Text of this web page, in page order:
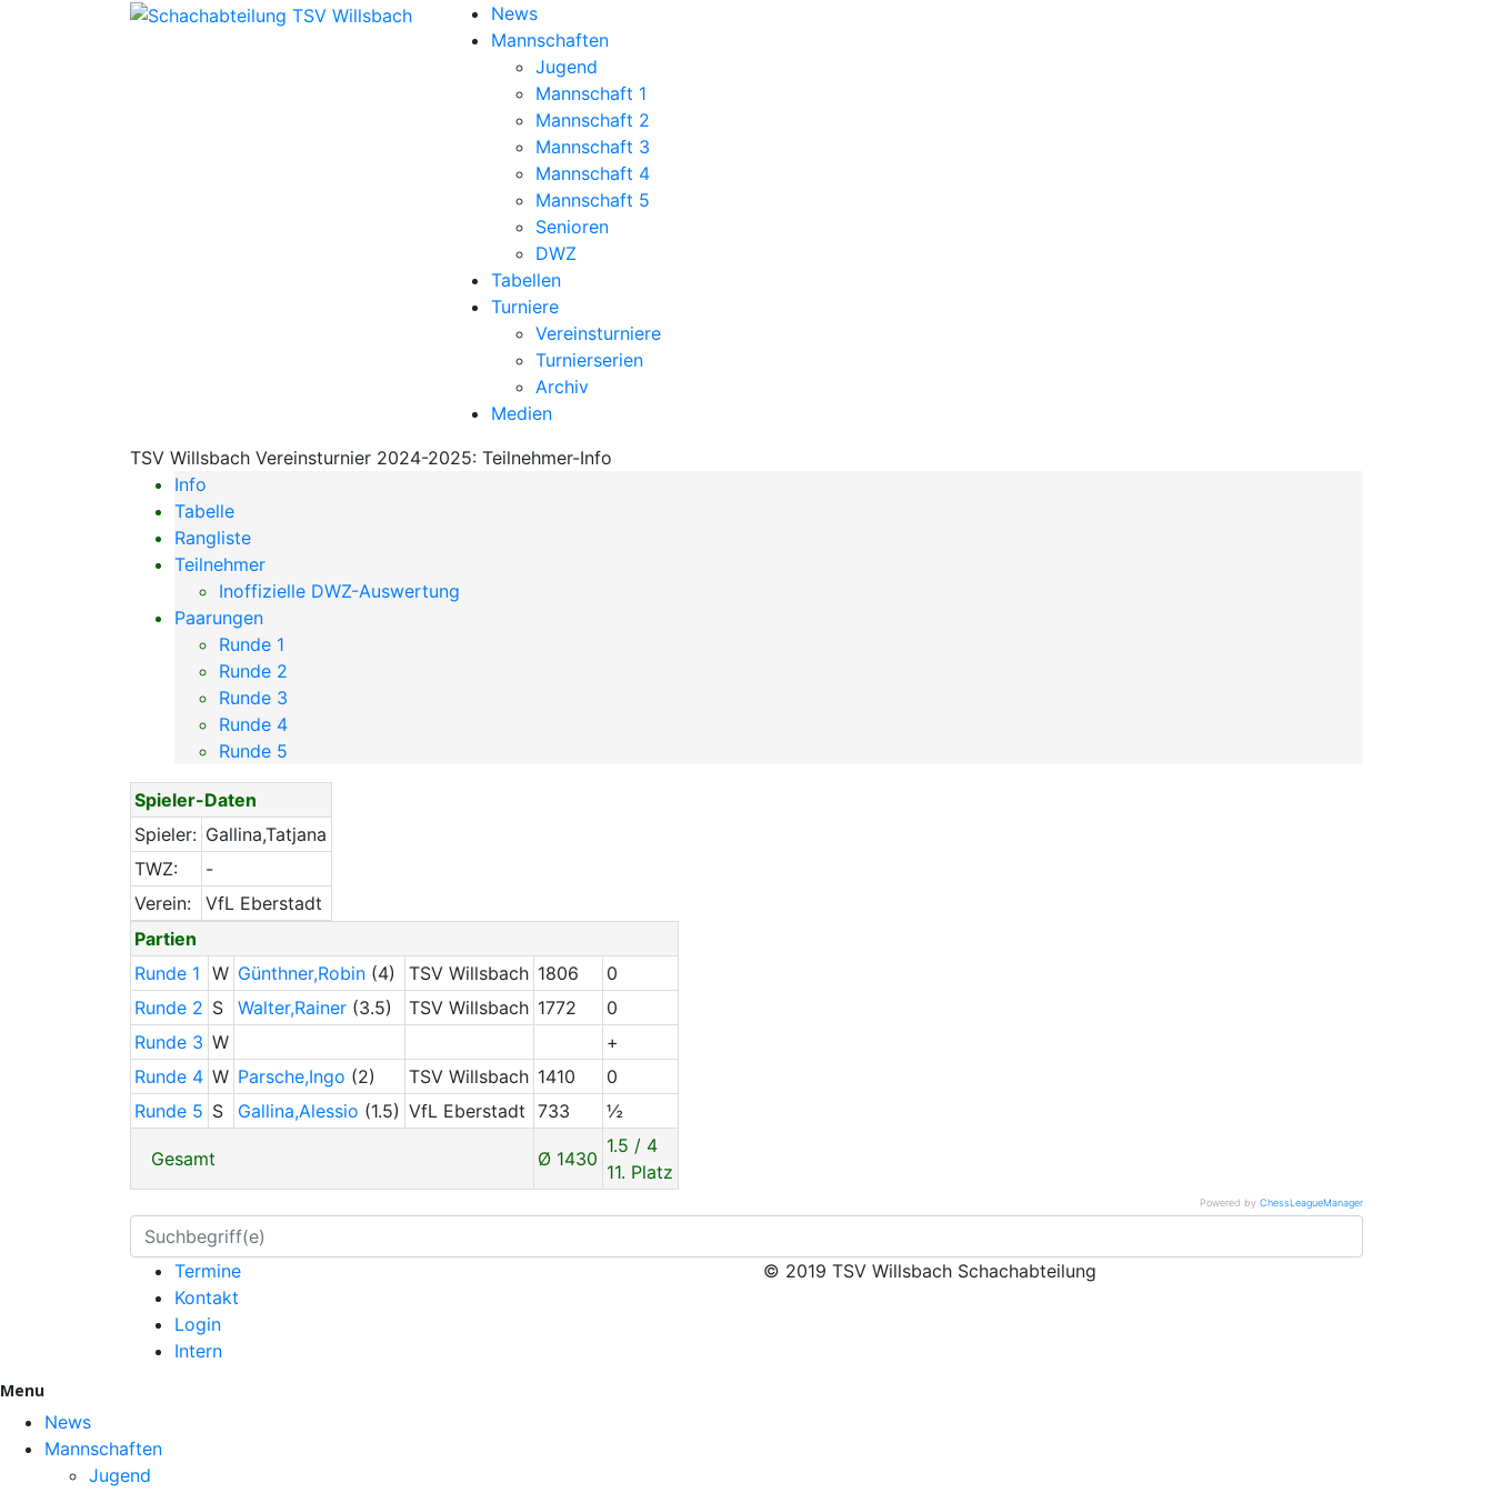
News
Mannschaften
Jugend
Mannschaft 1
Mannschaft 2
Mannschaft 3
Mannschaft 4
Mannschaft 5
Senioren
DWZ
Tabellen
Turniere
Vereinsturniere
Turnierserien
Archiv
Medien
TSV Willsbach Vereinsturnier 2024-2025: Teilnehmer-Info
Info
Tabelle
Rangliste
Teilnehmer
Inoffizielle DWZ-Auswertung
Paarungen
Runde 1
Runde 2
Runde 3
Runde 4
Runde 5
Spieler-Daten
Spieler: Gallina,Tatjana
TWZ:
-
Verein:
VfL Eberstadt
Partien
Runde 1
W Günthner,Robin (4) TSV Willsbach 1806
0
Runde 2 S Walter,Rainer (3.5) TSV Willsbach 1772
0
Runde 3 W
+
Runde 4 W Parsche,Ingo (2) TSV Willsbach 1410
0
Runde 5 S Gallina,Alessio (1.5) VfL Eberstadt 733 ½
Gesamt Ø 1430
1.5 / 4
11. Platz
Powered by ChessLeagueManager
Termine
Kontakt
Login
Intern
© 2019 TSV Willsbach Schachabteilung
Menu
News
Mannschaften
Jugend